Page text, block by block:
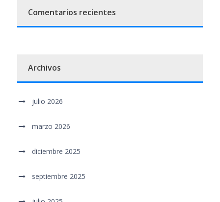
Comentarios recientes
Archivos
julio 2026
marzo 2026
diciembre 2025
septiembre 2025